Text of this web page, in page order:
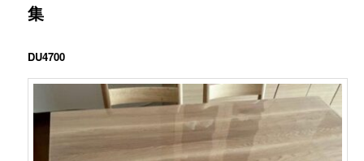
集
DU4700